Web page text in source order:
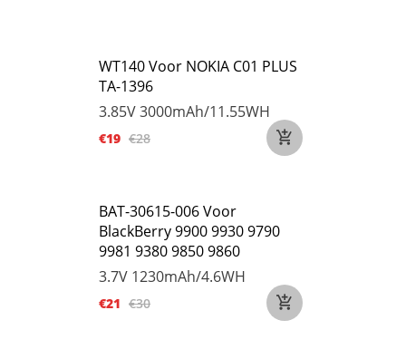
WT140 Voor NOKIA C01 PLUS
TA-1396
3.85V3000mAh/11.55WH
€19 €28
BAT-30615-006 Voor
BlackBerry 9900 9930 9790
9981 9380 9850 9860
3.7V 1230mAh/4.6WH
€21 €30